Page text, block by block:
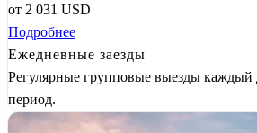
от 2 031 USD
Подробнее
Ежедневные заезды
Регулярные групповые выезды каждый
период.